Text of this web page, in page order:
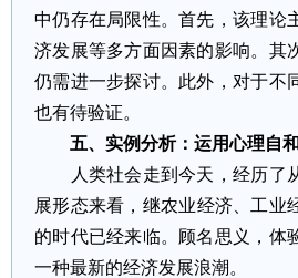
中仍存在局限性。首先，该理论
济发展等多方面因素的影响。其
仍需进一步探讨。此外，对于不
也有待验证。
五、实例分析：运用心理自
人类社会走到今天，经历了从
展形态来看，继农业经济、工
的时代已经来临。顾名思义，体
一种最新的经济发展浪潮。